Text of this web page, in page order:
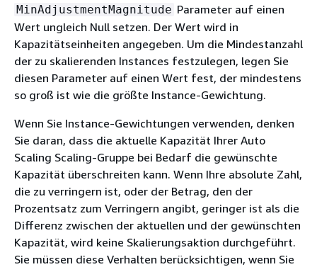
Werte zwischen 0 und -1 werden auf
-1 gerundet. Beispielsweise wird
-.58 auf-1gerundet.
Werte kleiner als -1 werden
aufgerundet. Beispielsweise wird
-6.67auf -6 gerundet.
MinAdjustmentMagnitude Parameter auf einen
Wert ungleich Null setzen. Der Wert wird in
Kapazitätseinheiten angegeben. Um die Mindestanzahl
der zu skalierenden Instances festzulegen, legen Sie
diesen Parameter auf einen Wert fest, der mindestens
so groß ist wie die größte Instance-Gewichtung.
Wenn Sie Instance-Gewichtungen verwenden, denken
Sie daran, dass die aktuelle Kapazität Ihrer Auto
Scaling Scaling-Gruppe bei Bedarf die gewünschte
Kapazität überschreiten kann. Wenn Ihre absolute Zahl,
die zu verringern ist, oder der Betrag, den der
Prozentsatz zum Verringern angibt, geringer ist als die
Differenz zwischen der aktuellen und der gewünschten
Kapazität, wird keine Skalierungsaktion durchgeführt.
Sie müssen diese Verhalten berücksichtigen, wenn Sie